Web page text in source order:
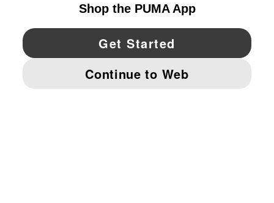
YouTube Twitter Pinterest
IMPRINT AND LEGAL DATA